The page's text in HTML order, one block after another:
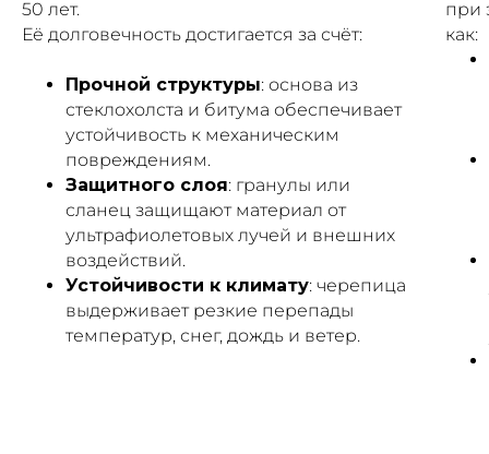
50 лет.
Её долговечность достигается за счёт:
Прочной структуры: основа из
стеклохолста и битума обеспечивает
устойчивость к механическим
повреждениям.
Защитного слоя: гранулы или
сланец защищают материал от
ультрафиолетовых лучей и внешних
воздействий.
Устойчивости к климату: черепица
выдерживает резкие перепады
температур, снег, дождь и ветер.
при
как: